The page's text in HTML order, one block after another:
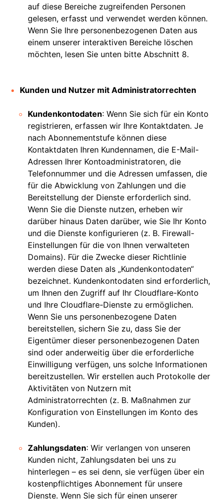
auf diese Bereiche zugreifenden Personen
gelesen, erfasst und verwendet werden können.
Wenn Sie Ihre personenbezogenen Daten aus
einem unserer interaktiven Bereiche löschen
möchten, lesen Sie unten bitte Abschnitt 8.
Kunden und Nutzer mit Administratorrechten
Kundenkontodaten: Wenn Sie sich für ein Konto
registrieren, erfassen wir Ihre Kontaktdaten. Je
nach Abonnementstufe können diese
Kontaktdaten Ihren Kundennamen, die E-Mail-
Adressen Ihrer Kontoadministratoren, die
Telefonnummer und die Adressen umfassen, die
für die Abwicklung von Zahlungen und die
Bereitstellung der Dienste erforderlich sind.
Wenn Sie die Dienste nutzen, erheben wir
darüber hinaus Daten darüber, wie Sie Ihr Konto
und die Dienste konfigurieren (z. B. Firewall-
Einstellungen für die von Ihnen verwalteten
Domains). Für die Zwecke dieser Richtlinie
werden diese Daten als „Kundenkontodaten“
bezeichnet. Kundenkontodaten sind erforderlich,
um Ihnen den Zugriff auf Ihr Cloudflare-Konto
und Ihre Cloudflare-Dienste zu ermöglichen.
Wenn Sie uns personenbezogene Daten
bereitstellen, sichern Sie zu, dass Sie der
Eigentümer dieser personenbezogenen Daten
sind oder anderweitig über die erforderliche
Einwilligung verfügen, uns solche Informationen
bereitzustellen. Wir erstellen auch Protokolle der
Aktivitäten von Nutzern mit
Administratorrechten (z. B. Maßnahmen zur
Konfiguration von Einstellungen im Konto des
Kunden).
Zahlungsdaten: Wir verlangen von unseren
Kunden nicht, Zahlungsdaten bei uns zu
hinterlegen – es sei denn, sie verfügen über ein
kostenpflichtiges Abonnement für unsere
Dienste. Wenn Sie sich für einen unserer